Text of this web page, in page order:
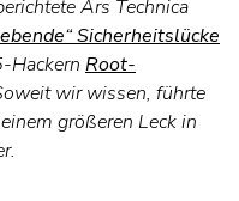
Ars Technica
Sicherheitslücke
Hackern Root-
wir wissen, führte
größeren Leck in